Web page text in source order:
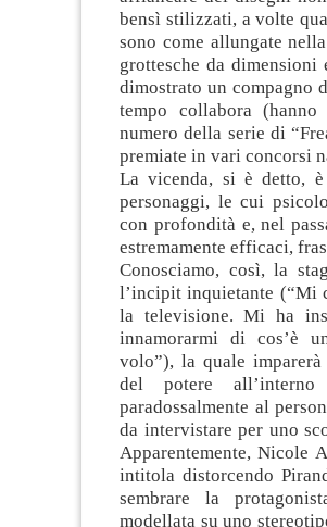
bensì stilizzati, a volte
sono come allungate
grottesche da dimensioni
dimostrato un compagno
tempo collabora
numero della serie di
premiate in vari concorsi
La vicenda, si è detto,
personaggi, le cui
con profondità e, nel
estremamente efficaci,
Conosciamo, così, la
l’incipit inquietante (“Mi
la televisione. Mi ha
innamorarmi di cos’è
volo”), la quale
del potere
paradossalmente al
da intervistare per uno
Apparentemente, Nicole
intitola distorcendo
sembrare la
modellata su uno